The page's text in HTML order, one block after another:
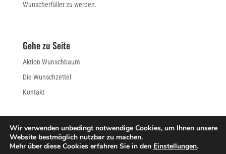
Wunscherfüller zu werden.
Gehe zu Seite
Aktion Wunschbaum
Die Wunschzettel
Kontakt
IMPRESSUM DATENSCHUTZERKLÄRUNG
Wir verwenden unbedingt notwendige Cookies, um Ihnen unsere
Website bestmöglich nutzbar zu machen.
Mehr über diese Cookies erfahren Sie in den Einstellungen.